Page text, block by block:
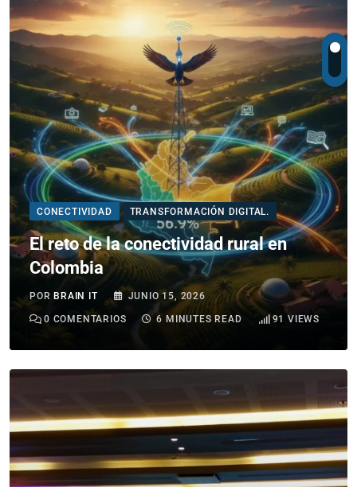
CONECTIVIDAD TRANSFORMACIÓN DIGITAL.
El reto de la conectividad rural en
Colombia
POR BRAIN IT JUNIO 15, 2026
0 COMENTARIOS 6 MINUTES READ 91 VIEWS